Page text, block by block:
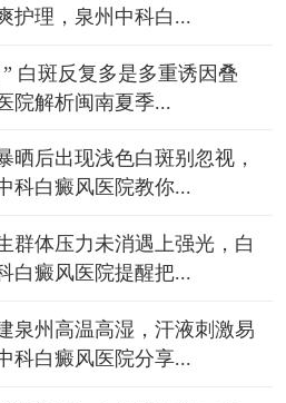
护理，泉州中科白...
白斑反复多是多重诱因叠
院解析闽南夏季...
晒后出现浅色白斑别忽视，
科白癜风医院教你...
群体压力未消遇上强光，白
白癜风医院提醒把...
泉州高温高湿，汗液刺激易
科白癜风医院分享...